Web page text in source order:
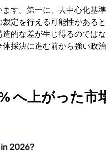
す。第一に、去中心化基
定を行える可能性がある
的な差が生じ得るのでは
採決に進む前から強い政
へ上がった